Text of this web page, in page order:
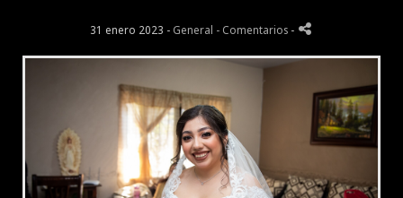
31 enero 2023 - General - Comentarios -